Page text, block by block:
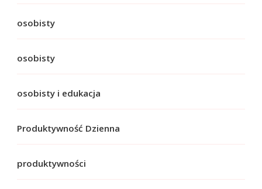
osobisty
osobisty
osobisty i edukacja
Produktywność Dzienna
produktywności